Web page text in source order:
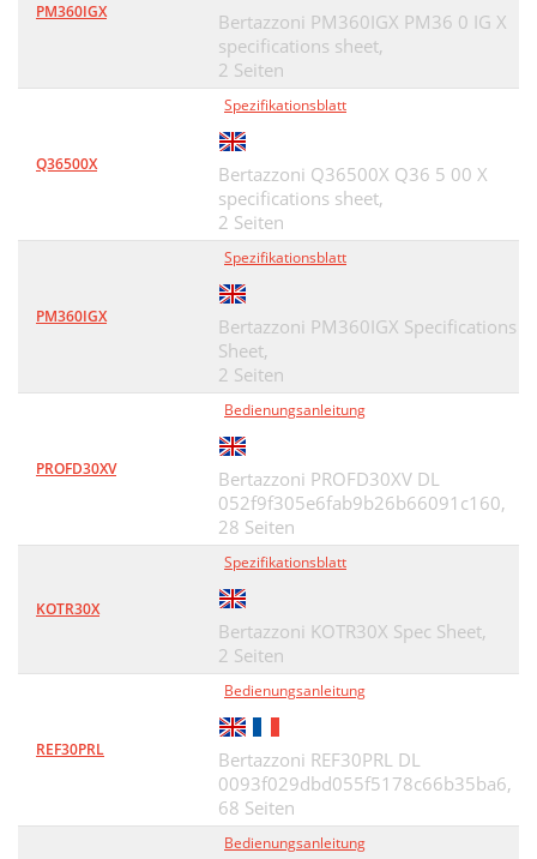
PM360IGX
Bertazzoni PM360IGX PM36 0 IG X
specifications sheet,
2 Seiten
Q36500X
Spezifikationsblatt
Bertazzoni Q36500X Q36 5 00 X
specifications sheet,
2 Seiten
PM360IGX
Spezifikationsblatt
Bertazzoni PM360IGX Specifications
Sheet,
2 Seiten
PROFD30XV
Bedienungsanleitung
Bertazzoni PROFD30XV DL
052f9f305e6fab9b26b66091c160,
28 Seiten
KOTR30X
Spezifikationsblatt
Bertazzoni KOTR30X Spec Sheet,
2 Seiten
REF30PRL
Bedienungsanleitung
Bertazzoni REF30PRL DL
0093f029dbd055f5178c66b35ba6,
68 Seiten
Bedienungsanleitung